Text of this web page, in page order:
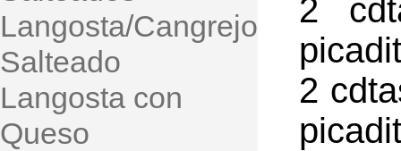
Langosta/Cangrejo
Salteado
Langosta con
Queso
2
2